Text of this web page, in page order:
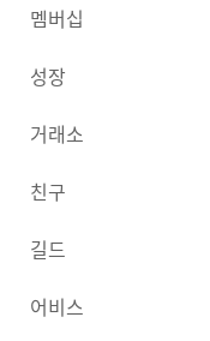
멤버십
성장
거래소
친구
길드
어비스